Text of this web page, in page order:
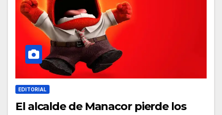
EDITORIAL
El alcalde de Manacor pierde los